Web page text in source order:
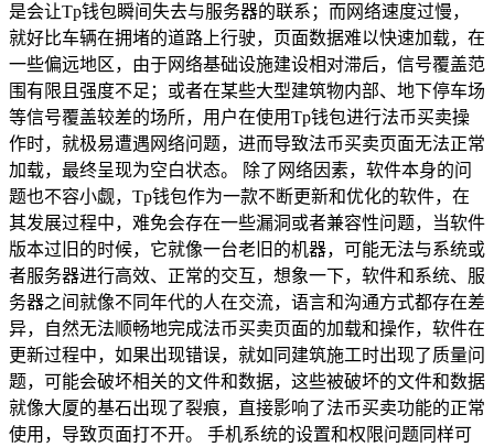
是会让Tp钱包瞬间失去与服务器的联系；而网络速度过慢，
就好比车辆在拥堵的道路上行驶，页面数据难以快速加载，在
一些偏远地区，由于网络基础设施建设相对滞后，信号覆盖范
围有限且强度不足；或者在某些大型建筑物内部、地下停车场
等信号覆盖较差的场所，用户在使用Tp钱包进行法币买卖操
作时，就极易遭遇网络问题，进而导致法币买卖页面无法正常
加载，最终呈现为空白状态。 除了网络因素，软件本身的问
题也不容小觑，Tp钱包作为一款不断更新和优化的软件，在
其发展过程中，难免会存在一些漏洞或者兼容性问题，当软件
版本过旧的时候，它就像一台老旧的机器，可能无法与系统或
者服务器进行高效、正常的交互，想象一下，软件和系统、服
务器之间就像不同年代的人在交流，语言和沟通方式都存在差
异，自然无法顺畅地完成法币买卖页面的加载和操作，软件在
更新过程中，如果出现错误，就如同建筑施工时出现了质量问
题，可能会破坏相关的文件和数据，这些被破坏的文件和数据
就像大厦的基石出现了裂痕，直接影响了法币买卖功能的正常
使用，导致页面打不开。 手机系统的设置和权限问题同样可